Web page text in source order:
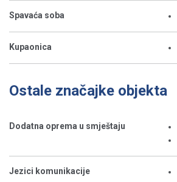
Spavaća soba
Kupaonica
Ostale značajke objekta
Dodatna oprema u smještaju
Jezici komunikacije